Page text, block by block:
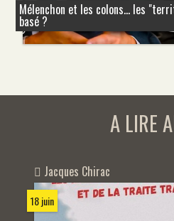
Mélenchon et les colons... les
basé ?
A LIRE
Jacques Chirac
18 juin